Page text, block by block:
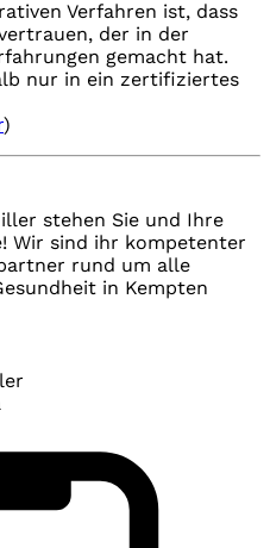
Verfahren ist, dass
der in der
gemacht hat.
nur in ein zertifiziertes
)
stehen Sie und Ihre
Wir sind ihr kompetenter
rund um alle
in Kempten